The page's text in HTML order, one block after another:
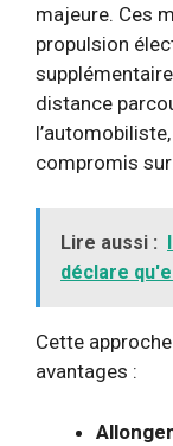
majeure. Ces
propulsion
distance
compromis
Lire aussi :
déclare
Cette
avantages :